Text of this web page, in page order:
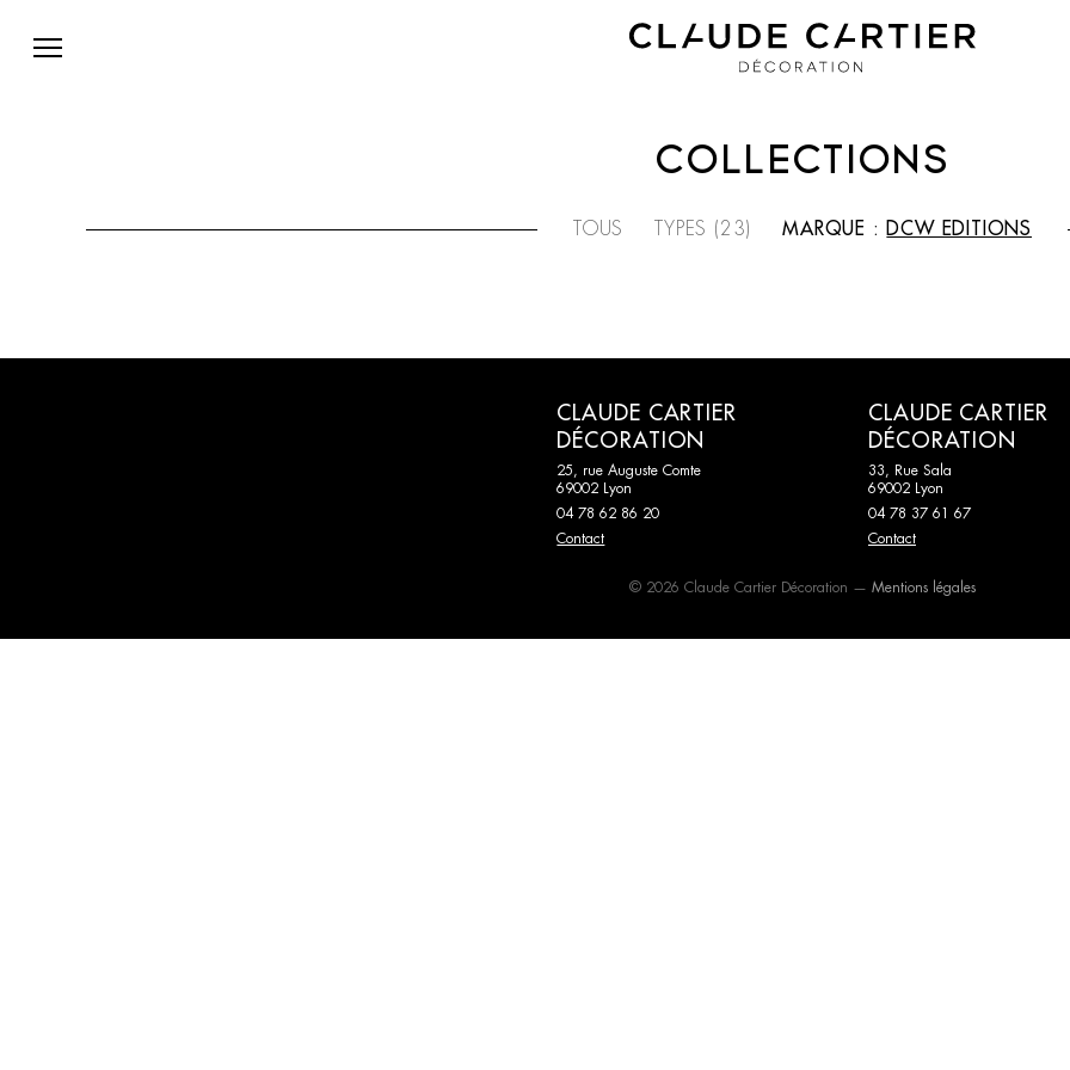
COLLECTIONS
TOUS TYPES (23) MARQUE : DCW EDITIONS
CLAUDE CARTIER
DÉCORATION
25, rue Auguste Comte
69002 Lyon
04 78 62 86 20
Contact
CLAUDE CARTIER
DÉCORATION
33, Rue Sala
69002 Lyon
04 78 37 61 67
Contact
© 2026 Claude Cartier Décoration — Mentions légales